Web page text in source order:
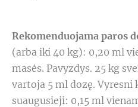
Rekomenduojama paros
(arba iki 40 kg): 0,20 ml
masės. Pavyzdys. 25 kg
vartoja 5 ml dozę. Vyresni
suaugusieji: 0,15 ml